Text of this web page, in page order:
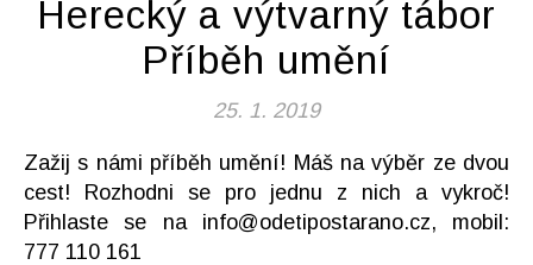
Herecký a výtvarný tábor
Příběh umění
25. 1. 2019
Zažij s námi příběh umění! Máš na výběr ze dvou
cest! Rozhodni se pro jednu z nich a vykroč!
Přihlaste se na info@odetipostarano.cz, mobil:
777 110 161